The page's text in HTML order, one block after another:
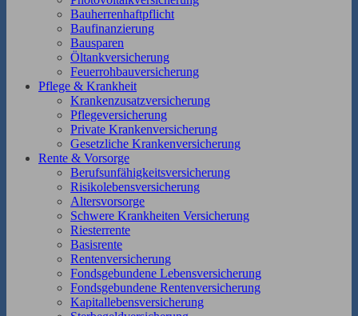
Bauherrenhaftpflicht
Baufinanzierung
Bausparen
Öltankversicherung
Feuerrohbauversicherung
Pflege & Krankheit
Krankenzusatzversicherung
Pflegeversicherung
Private Krankenversicherung
Gesetzliche Krankenversicherung
Rente & Vorsorge
Berufs­unfähigkeitsversicherung
Risikolebensversicherung
Altersvorsorge
Schwere Krankheiten Versicherung
Riesterrente
Basisrente
Rentenversicherung
Fondsgebundene Lebensversicherung
Fondsgebundene Rentenversicherung
Kapitallebensversicherung